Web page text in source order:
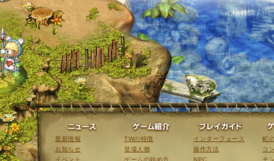
ニュース
最新情報
お知らせ
イベント
ゲーム紹介
TWの特徴
登場人物
ゲームの始め方
インターフェース
操作方法
NPC
町
コ
モ